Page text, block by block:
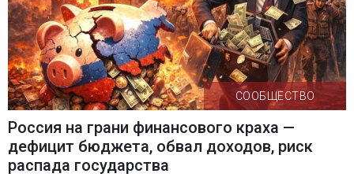
СООБЩЕСТВО
Россия на грани финансового краха —
дефицит бюджета, обвал доходов, риск
распада государства